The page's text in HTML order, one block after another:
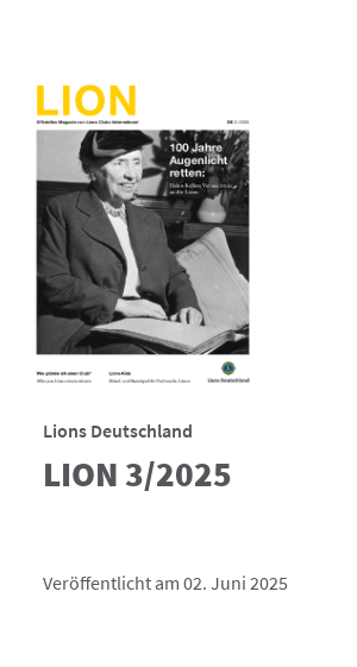
Lions Deutschland
LION 3/2025
Veröffentlicht am 02. Juni 2025